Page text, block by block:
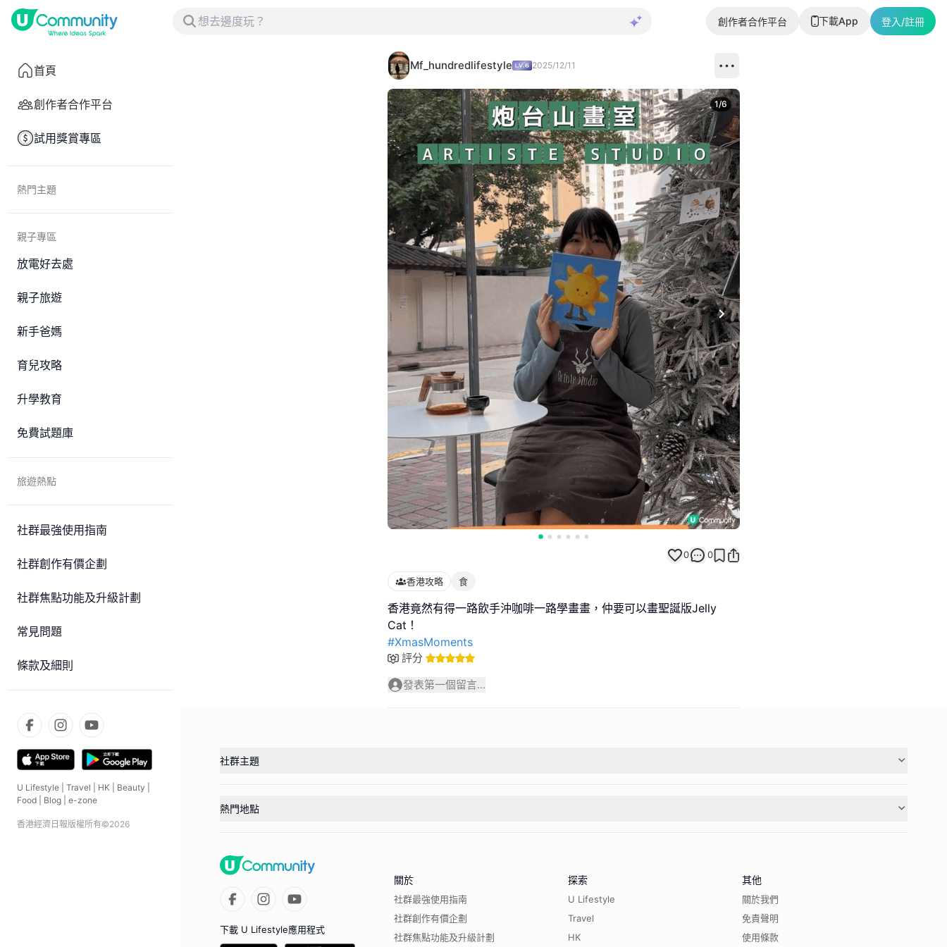
創作者合作平台 下載App 登入/註冊
首頁
創作者合作平台
試用獎賞專區
熱門主題
親子專區
放電好去處
親子旅遊
新手爸媽
育兒攻略
升學教育
免費試題庫
旅遊熱點
社群最強使用指南
社群創作有價企劃
社群焦點功能及升級計劃
常見問題
條款及細則
U Lifestyle Travel HK Beauty
Food
Blog e-zone
香港經濟日報版權所有©2026
Mf_hundredlifestyle 2025/12/11
Next slide
1/6
0 0
香港攻略 食
香港竟然有得一路飲手沖咖啡一路學畫畫，仲要可以畫聖誕版Jelly
#XmasMoments
評分
發表第一個留言...
社群主題
熱門地點
下載 U Lifestyle應用程式
關於
社群最強使用指南
社群創作有價企劃
社群焦點功能及升級計劃
探索
U Lifestyle
Travel
HK
其他
關於我們
免責聲明
使用條款